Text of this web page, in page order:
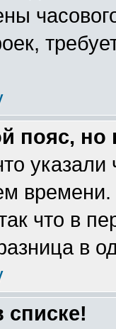
пояс,
указали
что в
в
списке!